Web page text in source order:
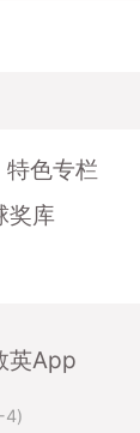
特色专栏
奖库
英App
4)